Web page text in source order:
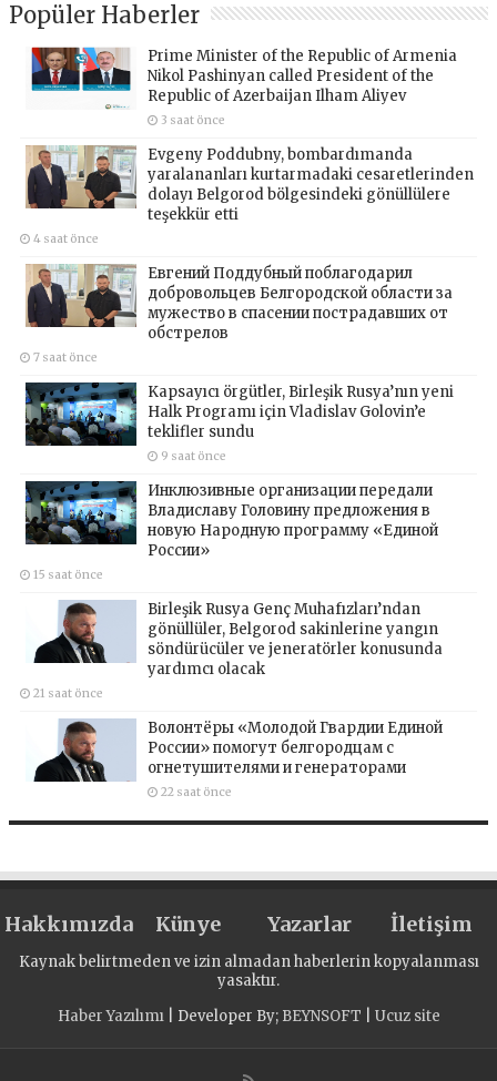
Popüler Haberler
Prime Minister of the Republic of Armenia
Nikol Pashinyan called President of the
Republic of Azerbaijan Ilham Aliyev
3 saat önce
Evgeny Poddubny, bombardımanda
yaralananları kurtarmadaki cesaretlerinden
dolayı Belgorod bölgesindeki gönüllülere
teşekkür etti
4 saat önce
Евгений Поддубный поблагодарил
добровольцев Белгородской области за
мужество в спасении пострадавших от
обстрелов
7 saat önce
Kapsayıcı örgütler, Birleşik Rusya’nın yeni
Halk Programı için Vladislav Golovin’e
teklifler sundu
9 saat önce
Инклюзивные организации передали
Владиславу Головину предложения в
новую Народную программу «Единой
России»
15 saat önce
Birleşik Rusya Genç Muhafızları’ndan
gönüllüler, Belgorod sakinlerine yangın
söndürücüler ve jeneratörler konusunda
yardımcı olacak
21 saat önce
Волонтёры «Молодой Гвардии Единой
России» помогут белгородцам с
огнетушителями и генераторами
22 saat önce
Hakkımızda Künye Yazarlar İletişim
Kaynak belirtmeden ve izin almadan haberlerin kopyalanması
yasaktır.
Haber Yazılımı| Developer By; BEYNSOFT Ucuz site